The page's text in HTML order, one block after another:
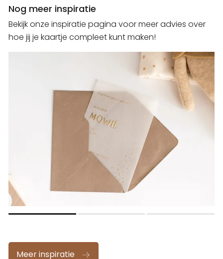
Nog meer inspiratie
Bekijk onze inspiratie pagina voor meer advies over
hoe jij je kaartje compleet kunt maken!
Meer inspiratie